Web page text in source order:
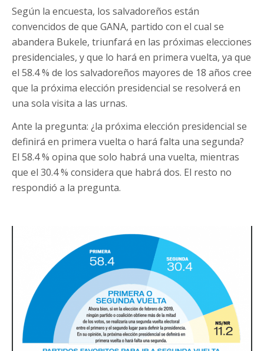
Según la encuesta, los salvadoreños están
convencidos de que GANA, partido con el cual se
abandera Bukele, triunfará en las próximas elecciones
presidenciales, y que lo hará en primera vuelta, ya que
el 58.4 % de los salvadoreños mayores de 18 años cree
que la próxima elección presidencial se resolverá en
una sola visita a las urnas.
Ante la pregunta: ¿la próxima elección presidencial se
definirá en primera vuelta o hará falta una segunda?
El 58.4 % opina que solo habrá una vuelta, mientras
que el 30.4 % considera que habrá dos. El resto no
respondió a la pregunta.